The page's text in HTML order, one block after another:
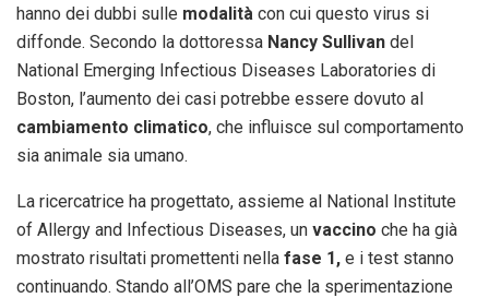
hanno dei dubbi sulle modalità con cui questo virus si
diffonde. Secondo la dottoressa Nancy Sullivan del
National Emerging Infectious Diseases Laboratories di
Boston, l’aumento dei casi potrebbe essere dovuto al
cambiamento climatico, che influisce sul comportamento
sia animale sia umano.
La ricercatrice ha progettato, assieme al National Institute
of Allergy and Infectious Diseases, un vaccino che ha già
mostrato risultati promettenti nella fase 1, e i test stanno
continuando. Stando all’OMS pare che la sperimentazione